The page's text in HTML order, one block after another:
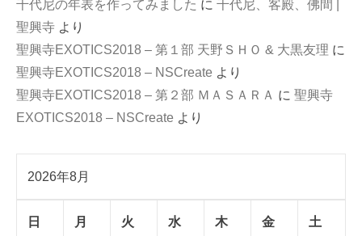
千代尼の年表を作ってみました に 千代尼、客殿、佛間 |
聖興寺 より
聖興寺EXOTICS2018 – 第１部 天野ＳＨＯ & 大黒友理 に
聖興寺EXOTICS2018 – NSCreate より
聖興寺EXOTICS2018 – 第２部 ＭＡＳＡＲＡ に 聖興寺
EXOTICS2018 – NSCreate より
2026年8月
日 月 火 水 木 金 土